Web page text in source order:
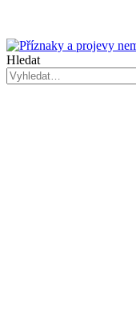
Hledat